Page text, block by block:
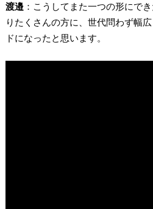
渡邉：こうしてまた一つの形にで
りたくさんの方に、世代問わず幅
ドになったと思います。